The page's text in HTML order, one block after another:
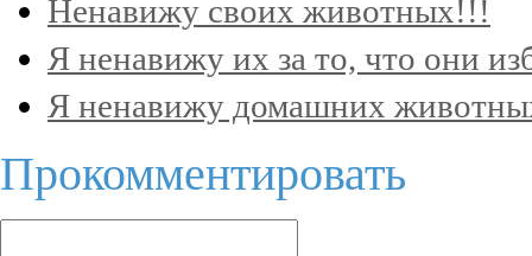
Ненавижу своих животных!!!
Я ненавижу их за то, что они
Я ненавижу домашних
Прокомментировать